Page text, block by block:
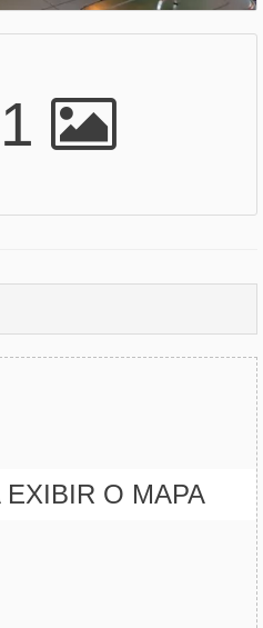
O MAPA